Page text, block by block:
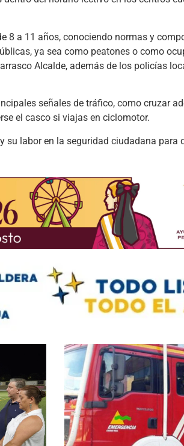
8 a 11 años, conociendo normas y
ya sea como peatones o como
Alcalde, además de los policías
señales de tráfico, como cruzar
el casco si viajas en ciclomotor.
labor en la seguridad ciudadana para